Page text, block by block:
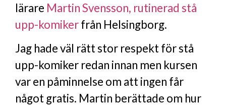
lärare Martin Svensson, rutinerad stå
upp-komikerfrån Helsingborg.
Jag hade väl rätt stor respekt för stå
upp-komiker redan innan men kursen
var en påminnelse om att ingen får
något gratis. Martin berättade om hur